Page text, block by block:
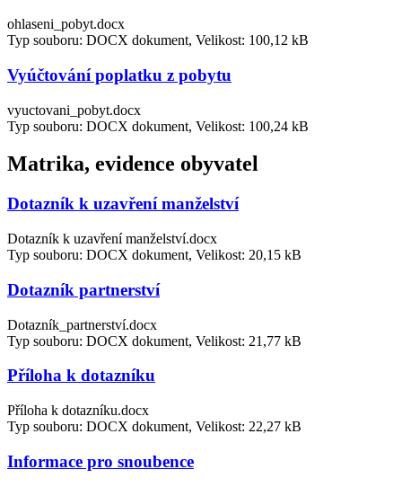
ohlaseni_pobyt.docx
Typ souboru: DOCX dokument, Velikost: 100,12 kB
Vyúčtování poplatku z pobytu
vyuctovani_pobyt.docx
Typ souboru: DOCX dokument, Velikost: 100,24 kB
Matrika, evidence obyvatel
Dotazník k uzavření manželství
Dotazník k uzavření manželství.docx
Typ souboru: DOCX dokument, Velikost: 20,15 kB
Dotazník partnerství
Dotazník_partnerství.docx
Typ souboru: DOCX dokument, Velikost: 21,77 kB
Příloha k dotazníku
Příloha k dotazníku.docx
Typ souboru: DOCX dokument, Velikost: 22,27 kB
Informace pro snoubence